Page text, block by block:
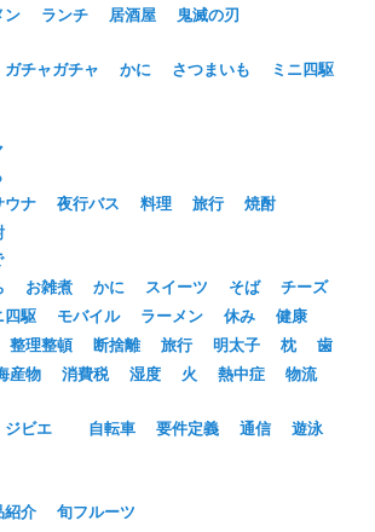
ン ランチ 居酒屋
鬼滅の刃
ガチャガチャ かに さつまいも
ミニ四駆
ウナ 夜行バス 料理 旅行
焼酎
お雑煮 かに スイーツ そば
チーズ
四駆 モバイル ラーメン 休み
健康
整理整頓 断捨離 旅行 明太子 枕
歯
産物 消費税 湿度 火 熱中症 物流
ジビエ
自転車 要件定義 通信
遊泳
紹介
旬フルーツ